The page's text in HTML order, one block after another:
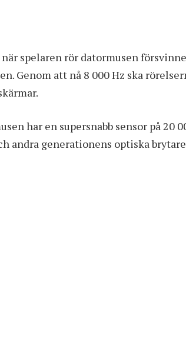
spelaren rör datormusen
Genom att nå 8 000 Hz ska
har en supersnabb sensor på 20
andra generationens optiska brytare